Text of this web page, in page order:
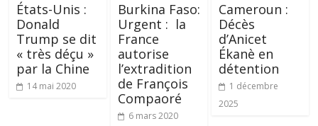
États-Unis :
Donald
Trump se dit
« très déçu »
par la Chine
14 mai 2020
Burkina Faso:
Urgent : la
France
autorise
l’extradition
de François
Compaoré
6 mars 2020
Cameroun :
Décès
d’Anicet
Ékanè en
détention
1 décembre
2025